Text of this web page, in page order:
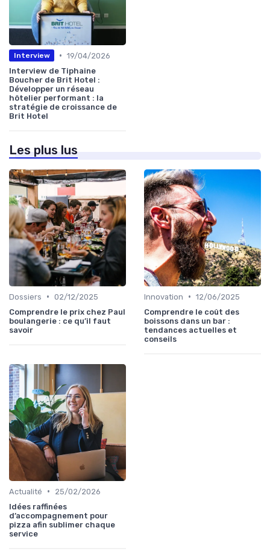
Interview • 19/04/2026
Interview de Tiphaine
Boucher de Brit Hotel :
Développer un réseau
hôtelier performant : la
stratégie de croissance de
Brit Hotel
Les plus lus
Dossiers • 02/12/2025
Comprendre le prix chez Paul
boulangerie : ce qu’il faut
savoir
Innovation • 12/06/2025
Comprendre le coût des
boissons dans un bar :
tendances actuelles et
conseils
Actualité •
25/02/2026
Idées raffinées
d’accompagnement pour
pizza afin sublimer chaque
service